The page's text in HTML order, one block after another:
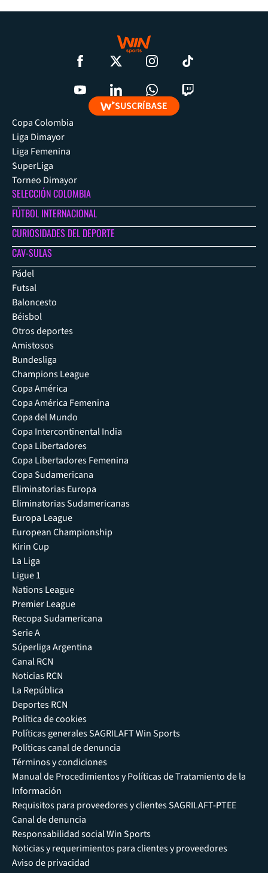
SUSCRÍBASE
Copa Colombia
Liga Dimayor
Liga Femenina
SuperLiga
Torneo Dimayor
SELECCIÓN COLOMBIA
FÚTBOL INTERNACIONAL
CURIOSIDADES DEL DEPORTE
CAV-SULAS
Pádel
Futsal
Baloncesto
Béisbol
Otros deportes
Amistosos
Bundesliga
Champions League
Copa América
Copa América Femenina
Copa del Mundo
Copa Intercontinental India
Copa Libertadores
Copa Libertadores Femenina
Copa Sudamericana
Eliminatorias Europa
Eliminatorias Sudamericanas
Europa League
European Championship
Kirin Cup
La Liga
Ligue 1
Nations League
Premier League
Recopa Sudamericana
Serie A
Súperliga Argentina
Canal RCN
Noticias RCN
La República
Deportes RCN
Política de cookies
Políticas generales SAGRILAFT Win Sports
Políticas canal de denuncia
Términos y condiciones
Manual de Procedimientos y Políticas de Tratamiento de la
Información
Requisitos para proveedores y clientes SAGRILAFT-PTEE
Canal de denuncia
Responsabilidad social Win Sports
Noticias y requerimientos para clientes y proveedores
Aviso de privacidad